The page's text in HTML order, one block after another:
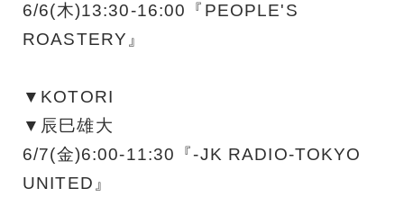
6/6(木)13:30-16:00『PEOPLE'S
ROASTERY』
▼KOTORI
▼辰巳雄大
6/7(金)6:00-11:30『-JK RADIO-TOKYO
UNITED』